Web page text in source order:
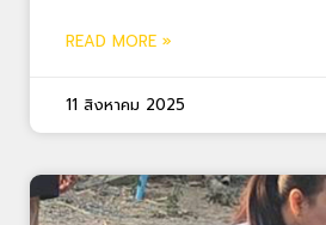
READ MORE »
11 สิงหาคม 2025